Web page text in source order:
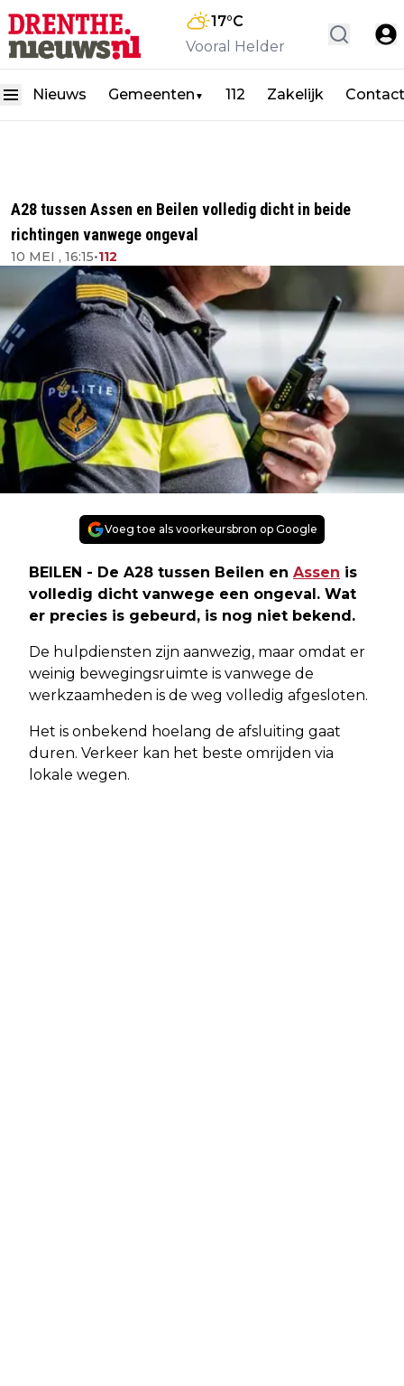
17°C
Vooral Helder
Nieuws Gemeenten ▼ 112 Zakelijk Contact
A28 tussen Assen en Beilen volledig dicht in beide
richtingen vanwege ongeval
10 MEI , 16:15•112
Voeg toe als voorkeursbron op Google
BEILEN - De A28 tussen Beilen en Assen is
volledig dicht vanwege een ongeval. Wat
er precies is gebeurd, is nog niet bekend.
De hulpdiensten zijn aanwezig, maar omdat er
weinig bewegingsruimte is vanwege de
werkzaamheden is de weg volledig afgesloten.
Het is onbekend hoelang de afsluiting gaat
duren. Verkeer kan het beste omrijden via
lokale wegen.